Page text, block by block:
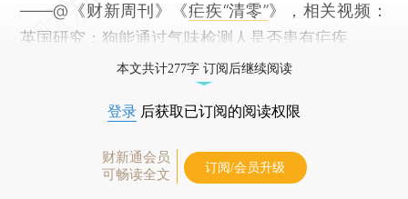
——@《财新周刊》《疟疾“清零”》，相关视频：
英国研究：狗能通过气味检测人是否患有疟疾
本文共计277字 订阅后继续阅读
登录 后获取已订阅的阅读权限
财新通会员
可畅读全文
订阅/会员升级